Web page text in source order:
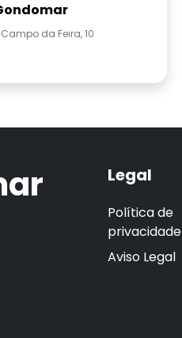
da Feira, 10
Legal
Política de
privacidade
Aviso Legal